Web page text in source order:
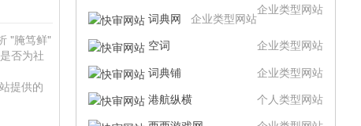
"腌笃鲜"
否为社
提供的
企业类型网站
词典网
企业类型网站
空词
企业类型网站
词典铺
企业类型网站
港航纵横
个人类型网站